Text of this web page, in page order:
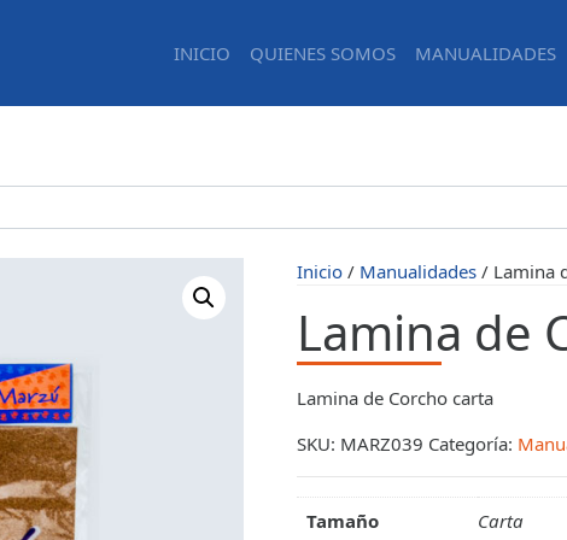
INICIO QUIENES SOMOS MANUALIDADES
Inicio/ Manualidades/ Lamina
Lamina de
Lamina de Corcho carta
SKU: MARZ039 Categoría:
Tamaño Carta